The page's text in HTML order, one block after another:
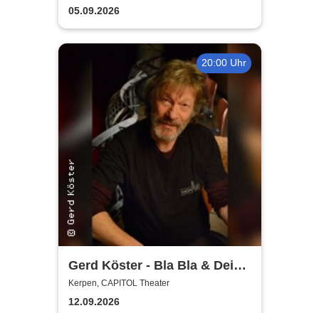
Planschemalöör, Paveier
05.09.2026
20:00 Uhr
Gerd Köster - Bla Bla & Dei
Dei
Kerpen, CAPITOL Theater
12.09.2026